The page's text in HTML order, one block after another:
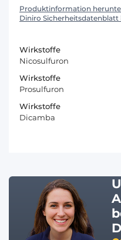
Produktinformation
Diniro Sicherheitsdatenblatt
Wirkstoffe
Nicosulfuron
Wirkstoffe
Prosulfuron
Wirkstoffe
Dicamba